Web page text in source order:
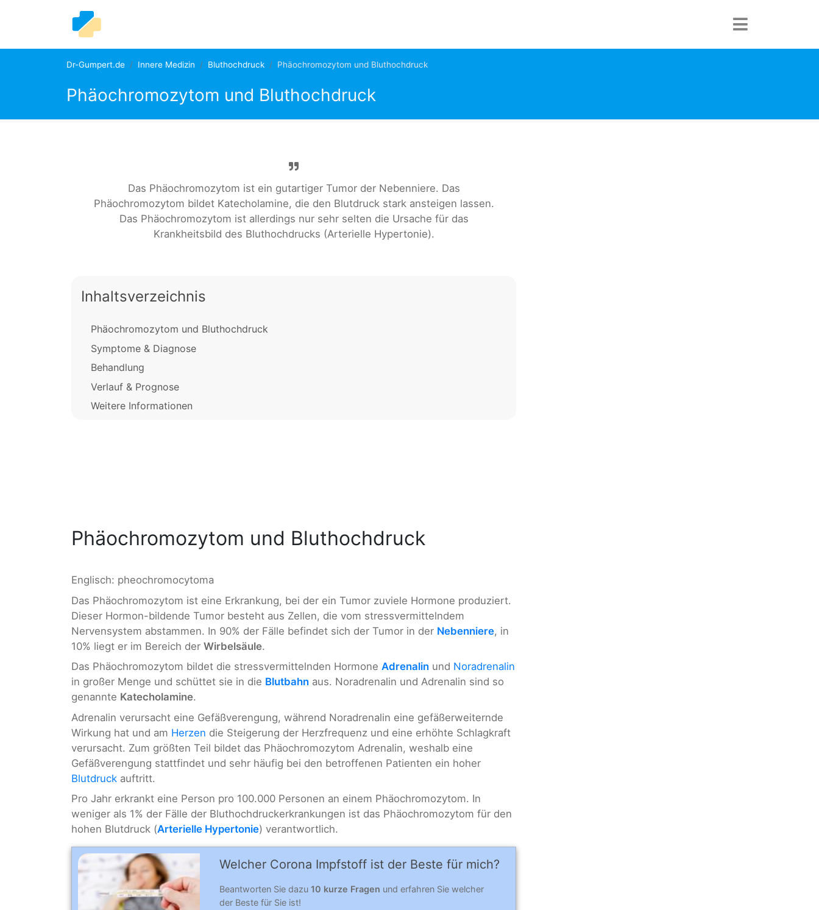
Dr-Gumpert.de Innere Medizin Bluthochdruck Phäochromozytom und Bluthochdruck
Phäochromozytom und Bluthochdruck
Das Phäochromozytom ist ein gutartiger Tumor der Nebenniere. Das
Phäochromozytom bildet Katecholamine, die den Blutdruck stark ansteigen lassen.
Das Phäochromozytom ist allerdings nur sehr selten die Ursache für das
Krankheitsbild des Bluthochdrucks (Arterielle Hypertonie).
Inhaltsverzeichnis
Phäochromozytom und Bluthochdruck
Symptome & Diagnose
Behandlung
Verlauf & Prognose
Weitere Informationen
Phäochromozytom und Bluthochdruck
Englisch: pheochromocytoma
Das Phäochromozytom ist eine Erkrankung, bei der ein Tumor zuviele Hormone produziert.
Dieser Hormon-bildende Tumor besteht aus Zellen, die vom stressvermittelndem
Nervensystem abstammen. In 90% der Fälle befindet sich der Tumor in der Nebenniere, in
10% liegt er im Bereich der Wirbelsäule.
Das Phäochromozytom bildet die stressvermittelnden Hormone Adrenalin und Noradrenalin
in großer Menge und schüttet sie in die Blutbahn aus. Noradrenalin und Adrenalin sind so
genannte Katecholamine.
Adrenalin verursacht eine Gefäßverengung, während Noradrenalin eine gefäßerweiternde
Wirkung hat und am Herzen die Steigerung der Herzfrequenz und eine erhöhte Schlagkraft
verursacht. Zum größten Teil bildet das Phäochromozytom Adrenalin, weshalb eine
Gefäßverengung stattfindet und sehr häufig bei den betroffenen Patienten ein hoher
Blutdruck auftritt.
Pro Jahr erkrankt eine Person pro 100.000 Personen an einem Phäochromozytom. In
weniger als 1% der Fälle der Bluthochdruckerkrankungen ist das Phäochromozytom für den
hohen Blutdruck (Arterielle Hypertonie) verantwortlich.
Welcher Corona Impfstoff ist der Beste für mich?
Beantworten Sie dazu 10 kurze Fragen und erfahren Sie welcher
der Beste für Sie ist!